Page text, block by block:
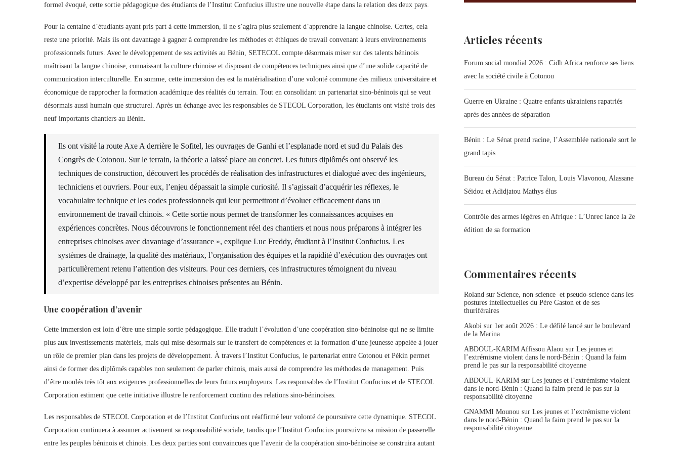
formel évoqué, cette sortie pédagogique des étudiants de l’Institut Confucius illustre une nouvelle étape dans la relation des deux pays.
Pour la centaine d’étudiants ayant pris part à cette immersion, il ne s’agira plus seulement d’apprendre la langue chinoise. Certes, cela
reste une priorité. Mais ils ont davantage à gagner à comprendre les méthodes et éthiques de travail convenant à leurs environnements
professionnels futurs. Avec le développement de ses activités au Bénin, SETECOL compte désormais miser sur des talents béninois
maîtrisant la langue chinoise, connaissant la culture chinoise et disposant de compétences techniques ainsi que d’une solide capacité de
communication interculturelle. En somme, cette immersion des est la matérialisation d’une volonté commune des milieux universitaire et
économique de rapprocher la formation académique des réalités du terrain. Tout en consolidant un partenariat sino-béninois qui se veut
désormais aussi humain que structurel. Après un échange avec les responsables de STECOL Corporation, les étudiants ont visité trois des
neuf importants chantiers au Bénin.
Ils ont visité la route Axe A derrière le Sofitel, les ouvrages de Ganhi et l’esplanade nord et sud du Palais des
Congrès de Cotonou. Sur le terrain, la théorie a laissé place au concret. Les futurs diplômés ont observé les
techniques de construction, découvert les procédés de réalisation des infrastructures et dialogué avec des ingénieurs,
techniciens et ouvriers. Pour eux, l’enjeu dépassait la simple curiosité. Il s’agissait d’acquérir les réflexes, le
vocabulaire technique et les codes professionnels qui leur permettront d’évoluer efficacement dans un
environnement de travail chinois. « Cette sortie nous permet de transformer les connaissances acquises en
expériences concrètes. Nous découvrons le fonctionnement réel des chantiers et nous nous préparons à intégrer les
entreprises chinoises avec davantage d’assurance », explique Luc Freddy, étudiant à l’Institut Confucius. Les
systèmes de drainage, la qualité des matériaux, l’organisation des équipes et la rapidité d’exécution des ouvrages ont
particulièrement retenu l’attention des visiteurs. Pour ces derniers, ces infrastructures témoignent du niveau
d’expertise développé par les entreprises chinoises présentes au Bénin.
Une coopération d’avenir
Cette immersion est loin d’être une simple sortie pédagogique. Elle traduit l’évolution d’une coopération sino-béninoise qui ne se limite
plus aux investissements matériels, mais qui mise désormais sur le transfert de compétences et la formation d’une jeunesse appelée à jouer
un rôle de premier plan dans les projets de développement. À travers l’Institut Confucius, le partenariat entre Cotonou et Pékin permet
ainsi de former des diplômés capables non seulement de parler chinois, mais aussi de comprendre les méthodes de management. Puis
d’être moulés très tôt aux exigences professionnelles de leurs futurs employeurs. Les responsables de l’Institut Confucius et de STECOL
Corporation estiment que cette initiative illustre le renforcement continu des relations sino-béninoises.
Les responsables de STECOL Corporation et de l’Institut Confucius ont réaffirmé leur volonté de poursuivre cette dynamique. STECOL
Corporation continuera à assumer activement sa responsabilité sociale, tandis que l’Institut Confucius poursuivra sa mission de passerelle
entre les peuples béninois et chinois. Les deux parties sont convaincues que l’avenir de la coopération sino-béninoise se construira autant
Articles récents
Forum social mondial 2026 : Cidh Africa renforce ses liens
avec la société civile à Cotonou
Guerre en Ukraine : Quatre enfants ukrainiens rapatriés
après des années de séparation
Bénin : Le Sénat prend racine, l’Assemblée nationale sort le
grand tapis
Bureau du Sénat : Patrice Talon, Louis Vlavonou, Alassane
Séidou et Adidjatou Mathys élus
Contrôle des armes légères en Afrique : L’Unrec lance la 2e
édition de sa formation
Commentaires récents
Roland sur Science, non science et pseudo-science dans les
postures intellectuelles du Père Gaston et de ses
thuriféraires
Akobi sur 1er août 2026 : Le défilé lancé sur le boulevard
de la Marina
ABDOUL-KARIM Affissou Alaou sur Les jeunes et
l’extrémisme violent dans le nord-Bénin : Quand la faim
prend le pas sur la responsabilité citoyenne
ABDOUL-KARIM sur Les jeunes et l’extrémisme violent
dans le nord-Bénin : Quand la faim prend le pas sur la
responsabilité citoyenne
GNAMMI Mounou sur Les jeunes et l’extrémisme violent
dans le nord-Bénin : Quand la faim prend le pas sur la
responsabilité citoyenne